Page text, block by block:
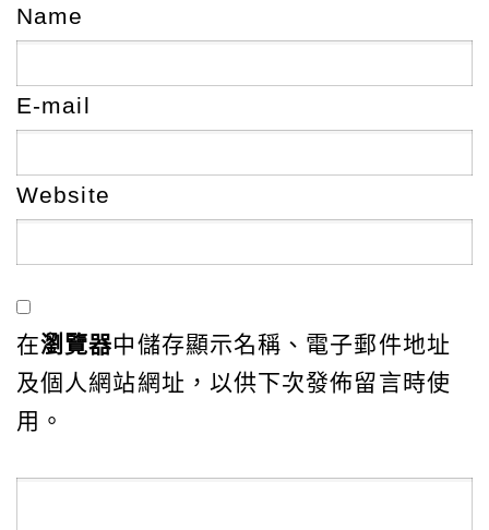
Name
E-mail
Website
在瀏覽器中儲存顯示名稱、電子郵件地址
及個人網站網址，以供下次發佈留言時使
用。